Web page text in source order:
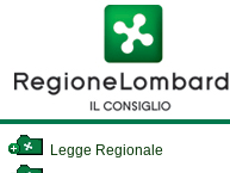
Legge Regionale